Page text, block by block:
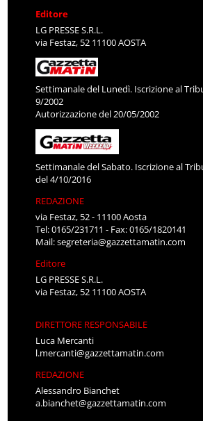
Editore
LG PRESSE S.R.L.
via Festaz, 52 11100 AOSTA
Settimanale del Lunedì. Iscrizione al
9/2002
Autorizzazione del 20/05/2002
Settimanale del Sabato. Iscrizione al
del 4/10/2016
REDAZIONE
via Festaz, 52 - 11100 Aosta
Tel: 0165/231711 - Fax: 0165/1820141
Mail:segreteria@gazzettamatin.com
Editore
LG PRESSE S.R.L.
via Festaz, 52 11100 AOSTA
DIRETTORE RESPONSABILE
Luca Mercanti
l.mercanti@gazzettamatin.com
REDAZIONE
Alessandro Bianchet
a.bianchet@gazzettamatin.com